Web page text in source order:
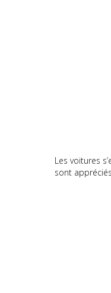
Les voitures
sont